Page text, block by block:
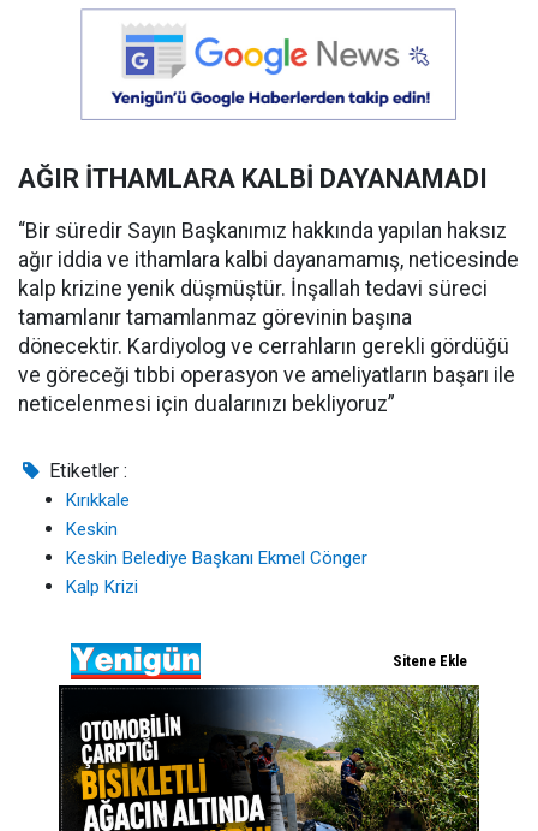
AĞIR İTHAMLARA KALBİ DAYANAMADI
“Bir süredir Sayın Başkanımız hakkında yapılan haksız
ağır iddia ve ithamlara kalbi dayanamamış, neticesinde
kalp krizine yenik düşmüştür. İnşallah tedavi süreci
tamamlanır tamamlanmaz görevinin başına
dönecektir. Kardiyolog ve cerrahların gerekli gördüğü
ve göreceği tıbbi operasyon ve ameliyatların başarı ile
neticelenmesi için dualarınızı bekliyoruz”
Etiketler :
Kırıkkale
Keskin
Keskin Belediye Başkanı Ekmel Cönger
Kalp Krizi